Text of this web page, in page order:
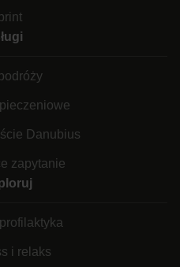
Danubius
zapytanie
i relaks